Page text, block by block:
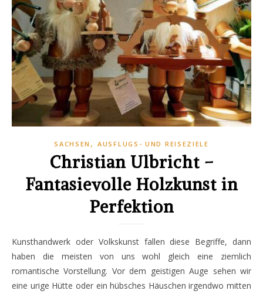
SACHSEN ,AUSFLUGS- UND REISEZIELE
Christian Ulbricht –
Fantasievolle Holzkunst in
Perfektion
Kunsthandwerk oder Volkskunst fallen diese Begriffe, dann
haben die meisten von uns wohl gleich eine ziemlich
romantische Vorstellung. Vor dem geistigen Auge sehen wir
eine urige Hütte oder ein hübsches Häuschen irgendwo mitten